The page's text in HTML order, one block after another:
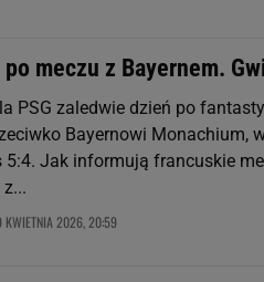
meczu z Bayernem.
PSG zaledwie dzień po
Bayernowi Monachium,
5:4. Jak informują francuskie
KWIETNIA 2026, 20:59